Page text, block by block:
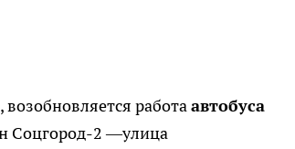
работаавтобуса
Соцгород-2 —улица